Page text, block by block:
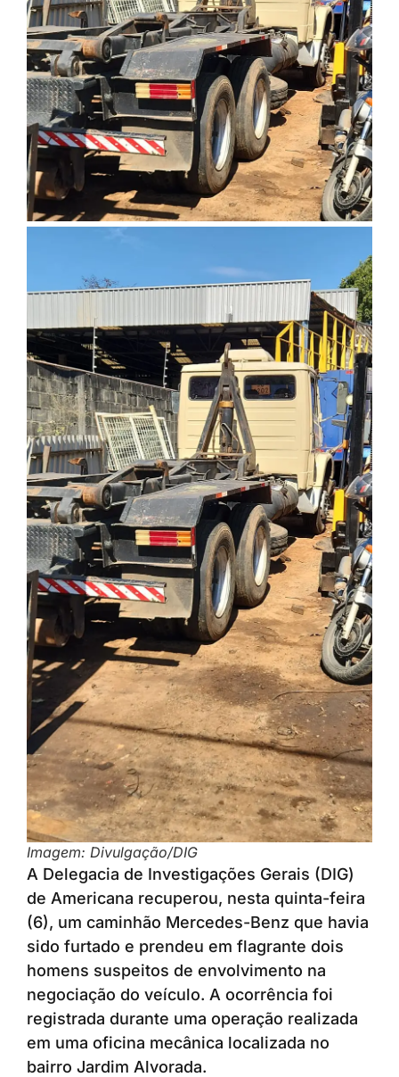
Imagem: Divulgação/DIG
A Delegacia de Investigações Gerais (DIG)
de Americana recuperou, nesta quinta-feira
(6), um caminhão Mercedes-Benz que havia
sido furtado e prendeu em flagrante dois
homens suspeitos de envolvimento na
negociação do veículo. A ocorrência foi
registrada durante uma operação realizada
em uma oficina mecânica localizada no
bairro Jardim Alvorada.